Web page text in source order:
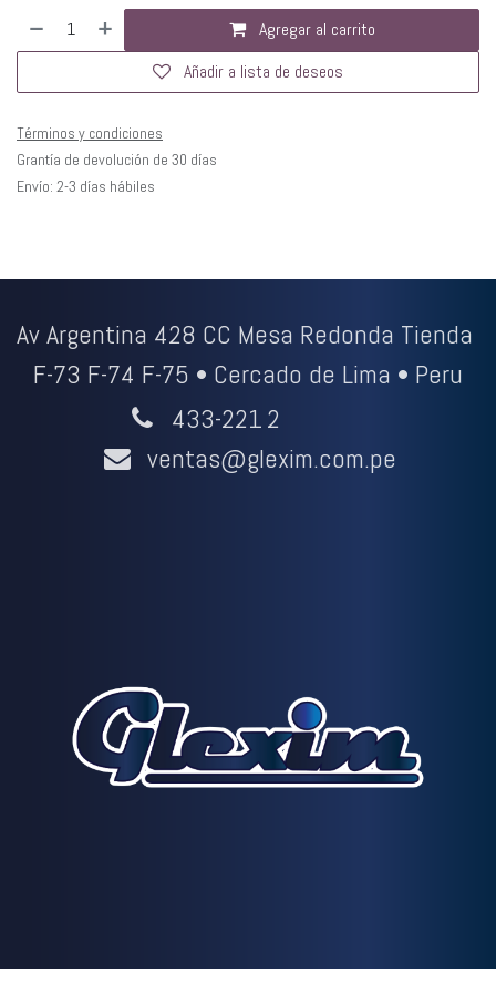
Agregar al carrito
Añadir a lista de deseos
Términos y condiciones
Grantía de devolución de 30 días
Envío: 2-3 días hábiles
Av Argentina 428 CC Mesa Redonda Tienda
F-73 F-74 F-75 • Cercado de Lima • Peru
433-2212
ventas@glexim.com.pe